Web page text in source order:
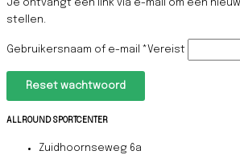
Je ontvangt een link via e-mail om een
stellen.
Gebruikersnaam of e-mail * Vereist
Reset wachtwoord
ALLROUND SPORTCENTER
Zuidhoornseweg 6a